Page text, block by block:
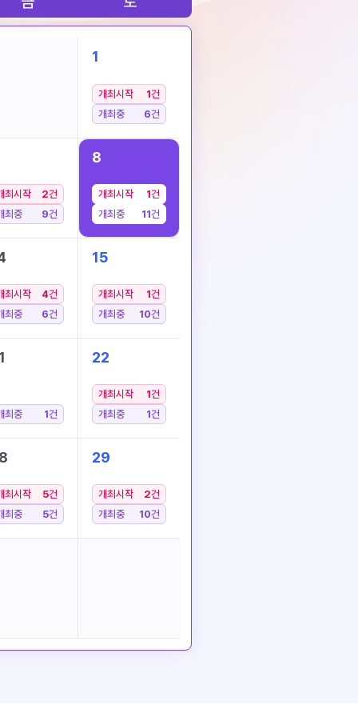
1
개최시작 1건
개최중
6건
최시작 2건
최중
9건
8
개최시작 1건
개최중
11건
최시작 4건
최중
6건
15
개최시작 1건
개최중
10건
최중 1건
22
개최시작 1건
개최중
1건
최시작 5건
최중
5건
29
개최시작 2건
개최중
10건